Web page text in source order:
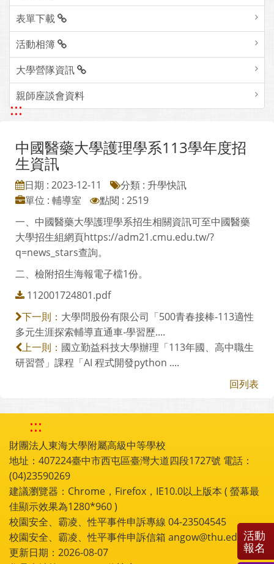
表單下載
活動相簿
大學營隊資訊
親師座談會資料
:::
中國醫藥大學護理學系113學年度招
生資訊
日期 : 2023-12-11
分類 : 升學快訊
單位 : 輔導室
點閱 : 2519
一、中國醫藥大學護理學系招生相關資訊可至中國醫藥
大學招生組網頁https://adm21.cmu.edu.tw/?
q=news_stars查詢。
二、檢附招生海報電子檔1份。
112001724801.pdf
下一則： 大學問股份有限公司「500青春接棒-113適性
多元生涯探索輔導直通車-學習歷....
上一則： 國立勤益科技大學辦理「113年國、高中職生
研習營」課程「AI 程式開發python ....
回列表
:::
財團法人東海大學附屬高級中等學校
地址：407224臺中市西屯區臺灣大道四段1727號 電話：
(04)23590269
建議瀏覽器：Chrome，Firefox，IE10.0以上版本 ( 螢幕最
佳顯示效果為1280*960 )
校園安全、霸凌、性平事件申訴專線 04-23504545
校園安全、霸凌、性平事件申訴信箱 angow@thu.edu.tw
更新日期：2026-08-07
活動
報名